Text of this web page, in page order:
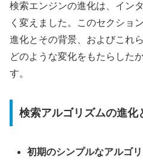
検索エンジンの進化は、イン
く変えました。このセクショ
進化とその背景、およびこれ
どのような変化をもたらした
す。
検索アルゴリズムの進化
初期のシンプルなアルゴ